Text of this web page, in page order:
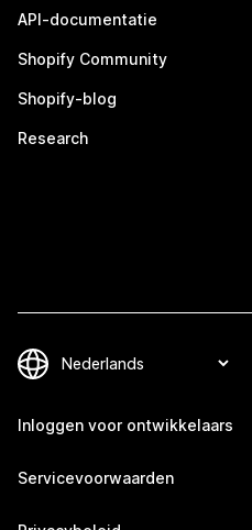
API-documentatie
Shopify Community
Shopify-blog
Research
Inloggen voor ontwikkelaars
Servicevoorwaarden